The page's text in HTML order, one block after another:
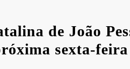
de João
sexta-feira